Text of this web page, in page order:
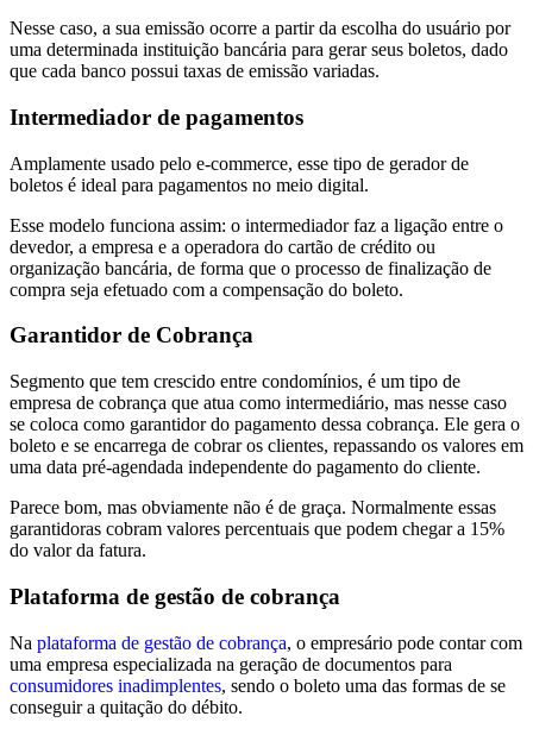
Nesse caso, a sua emissão ocorre a partir da escolha do usuário por
uma determinada instituição bancária para gerar seus boletos, dado
que cada banco possui taxas de emissão variadas.
Intermediador de pagamentos
Amplamente usado pelo e-commerce, esse tipo de gerador de
boletos é ideal para pagamentos no meio digital.
Esse modelo funciona assim: o intermediador faz a ligação entre o
devedor, a empresa e a operadora do cartão de crédito ou
organização bancária, de forma que o processo de finalização de
compra seja efetuado com a compensação do boleto.
Garantidor de Cobrança
Segmento que tem crescido entre condomínios, é um tipo de
empresa de cobrança que atua como intermediário, mas nesse caso
se coloca como garantidor do pagamento dessa cobrança. Ele gera o
boleto e se encarrega de cobrar os clientes, repassando os valores em
uma data pré-agendada independente do pagamento do cliente.
Parece bom, mas obviamente não é de graça. Normalmente essas
garantidoras cobram valores percentuais que podem chegar a 15%
do valor da fatura.
Plataforma de gestão de cobrança
Na plataforma de gestão de cobrança, o empresário pode contar com
uma empresa especializada na geração de documentos para
consumidores inadimplentes, sendo o boleto uma das formas de se
conseguir a quitação do débito.